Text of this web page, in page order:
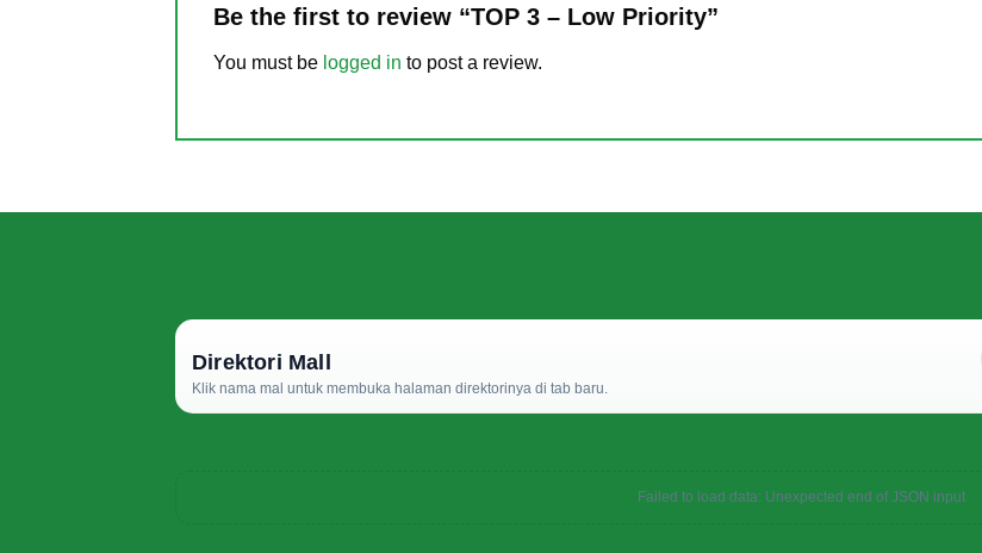
Be the first to review “TOP 3 – Low Priority”
You must be logged in to post a review.
Direktori Mall
Klik nama mal untuk membuka halaman direktorinya di tab baru.
Failed to load data: Unexpected end of JSON input